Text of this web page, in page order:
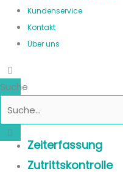
Kundenservice
Kontakt
Über uns
Suche
Zeiterfassung
Zutrittskontrolle